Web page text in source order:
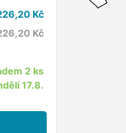
Kč
Kč
2 ks
17.8.